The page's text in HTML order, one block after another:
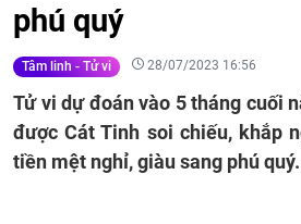
phú quý
Tâm linh - Tử vi 28/07/2023 16:56
Tử vi dự đoán vào 5 tháng cuối
được Cát Tinh soi chiếu, khắp
tiền mệt nghỉ, giàu sang phú quý.